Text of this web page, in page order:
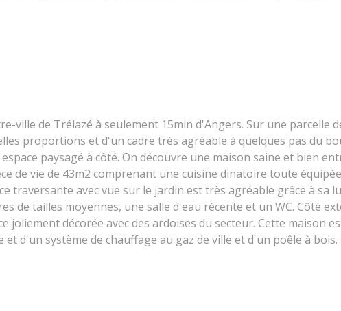
ville de Trélazé à seulement 15min d'Angers. Sur une parcelle
proportions et d'un cadre très agréable à quelques pas du
paysagé à côté. On découvre une maison saine et bien
de vie de 43m2 comprenant une cuisine dinatoire toute
traversante avec vue sur le jardin est très agréable grâce à sa
de tailles moyennes, une salle d'eau récente et un WC. Côté
joliement décorée avec des ardoises du secteur. Cette maison
d'un système de chauffage au gaz de ville et d'un poêle à